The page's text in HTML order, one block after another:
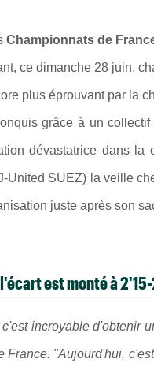
Championnats de
ce dimanche 28 juin,
plus éprouvant par la
grâce à un
dévastatrice dans
United SUEZ) la veille
juste après son
est monté à
incroyable d'obtenir
France. "Aujourd'hui,